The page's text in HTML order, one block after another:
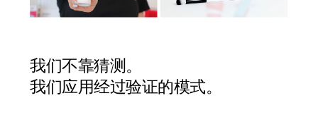
我们不靠猜测。
我们应用经过验证的模式。